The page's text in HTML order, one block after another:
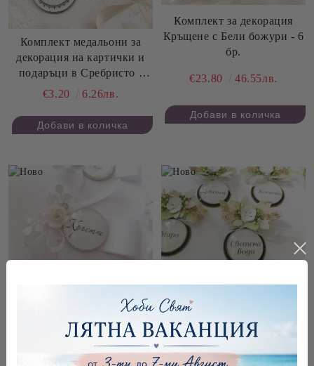
Комплект медальони за
декорация на картички и
подаръци в Сребристо -
Честит Рожден Ден - 3,50
€3.20 6.26лв.
Комплект за декорация
Кръщене с Бели божури - 6
бр.
€23.80 46.55лв.
Комплект декорации за
Кръщене в Сребристо и бял
€16.90
33.05лв.
Кръщене със Златисти
медальони и Цветен акцент
- 6 части
€29.90